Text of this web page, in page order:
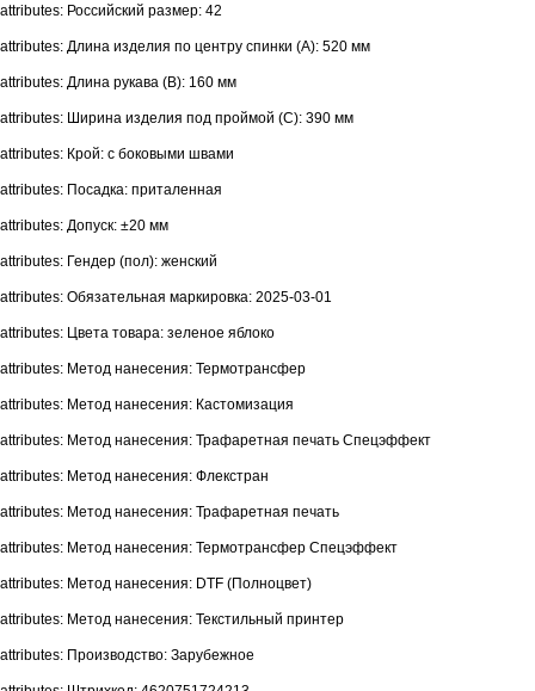
attributes: Российский размер: 42
attributes: Длина изделия по центру спинки (A): 520 мм
attributes: Длина рукава (B): 160 мм
attributes: Ширина изделия под проймой (С): 390 мм
attributes: Крой: с боковыми швами
attributes: Посадка: приталенная
attributes: Допуск: ±20 мм
attributes: Гендер (пол): женский
attributes: Обязательная маркировка: 2025-03-01
attributes: Цвета товара: зеленое яблоко
attributes: Метод нанесения: Термотрансфер
attributes: Метод нанесения: Кастомизация
attributes: Метод нанесения: Трафаретная печать Спецэффект
attributes: Метод нанесения: Флекстран
attributes: Метод нанесения: Трафаретная печать
attributes: Метод нанесения: Термотрансфер Спецэффект
attributes: Метод нанесения: DTF (Полноцвет)
attributes: Метод нанесения: Текстильный принтер
attributes: Производство: Зарубежное